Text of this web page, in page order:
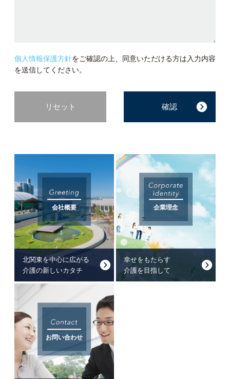
個人情報保護方針をご確認の上、同意いただける方は入力内容
を送信してください。
リセット
会社概要
北関東を中心に広がる
介護の新しいカタチ
企業理念
幸せをもたらす
介護を目指して
お問い合わせ